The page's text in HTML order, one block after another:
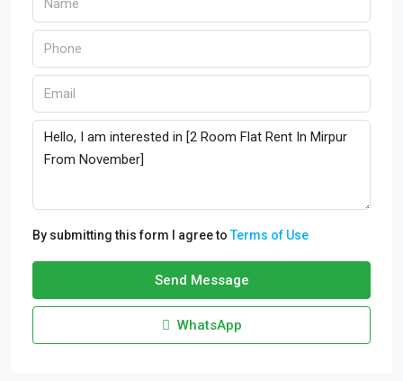
By submitting this form I agree toTerms of Use
Send Message
WhatsApp